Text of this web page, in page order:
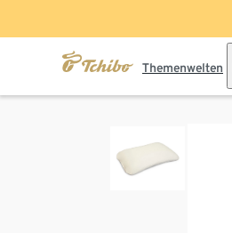
Themenwelten